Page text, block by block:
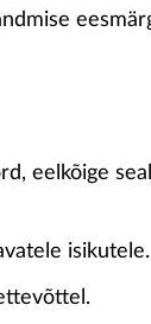
eelkõige
isikutele.